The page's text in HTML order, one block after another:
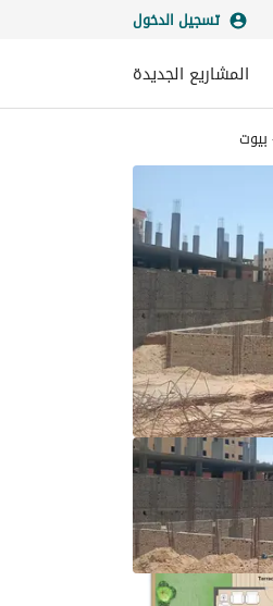
تسجيل الدخول
المشاريع الجديدة